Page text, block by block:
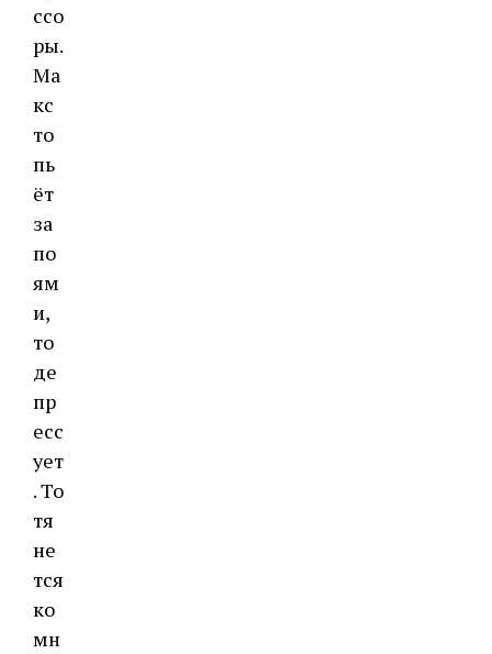
ссо
ры.
Ма
кс
то
пь
ёт
за
по
ям
и,
то
де
пр
есс
ует
. То
тя
не
тся
ко
мн